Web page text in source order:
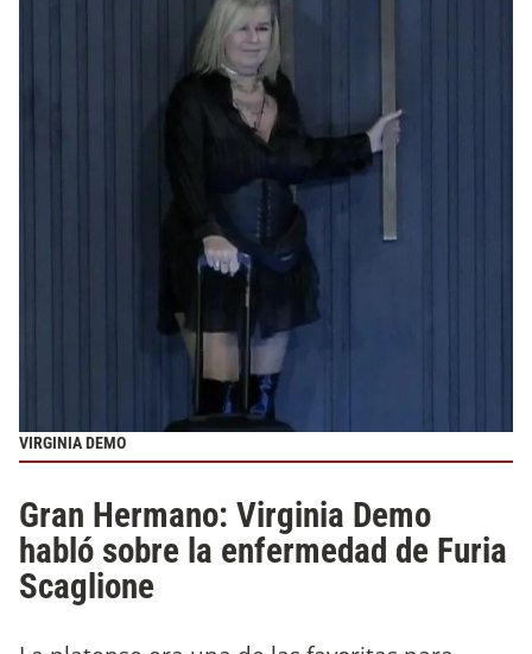
VIRGINIA DEMO
Gran Hermano: Virginia Demo
habló sobre la enfermedad de Furia
Scaglione